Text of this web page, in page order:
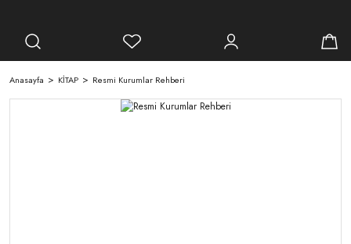
Anasayfa KİTAP Resmi Kurumlar Rehberi